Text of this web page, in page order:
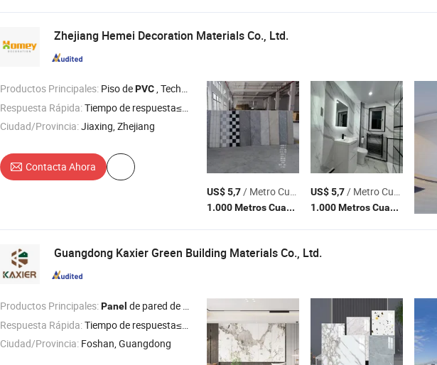
Zhejiang Hemei Decoration Materials Co., Ltd.
Productos Principales: Piso dePVC, Techo de PVC,Panelde pared de WPC , Piso SPC , Panel
Respuesta Rápida:Tiempo de respuesta≤3h
Ciudad/Provincia:Jiaxing, Zhejiang
Contacta Ahora
US$ 5,7/ Metro Cuadrado
1.000 Metros Cuadrados (MOQ)
US$ 5,7/ Metro Cuadrado
1.000 Metros Cuadrados
Guangdong Kaxier Green Building Materials Co., Ltd.
Productos Principales:Panel de pared de PVC , suelo de de chapa de madera en color
Respuesta Rápida:Tiempo de respuesta≤3h
Ciudad/Provincia: Foshan, Guangdong